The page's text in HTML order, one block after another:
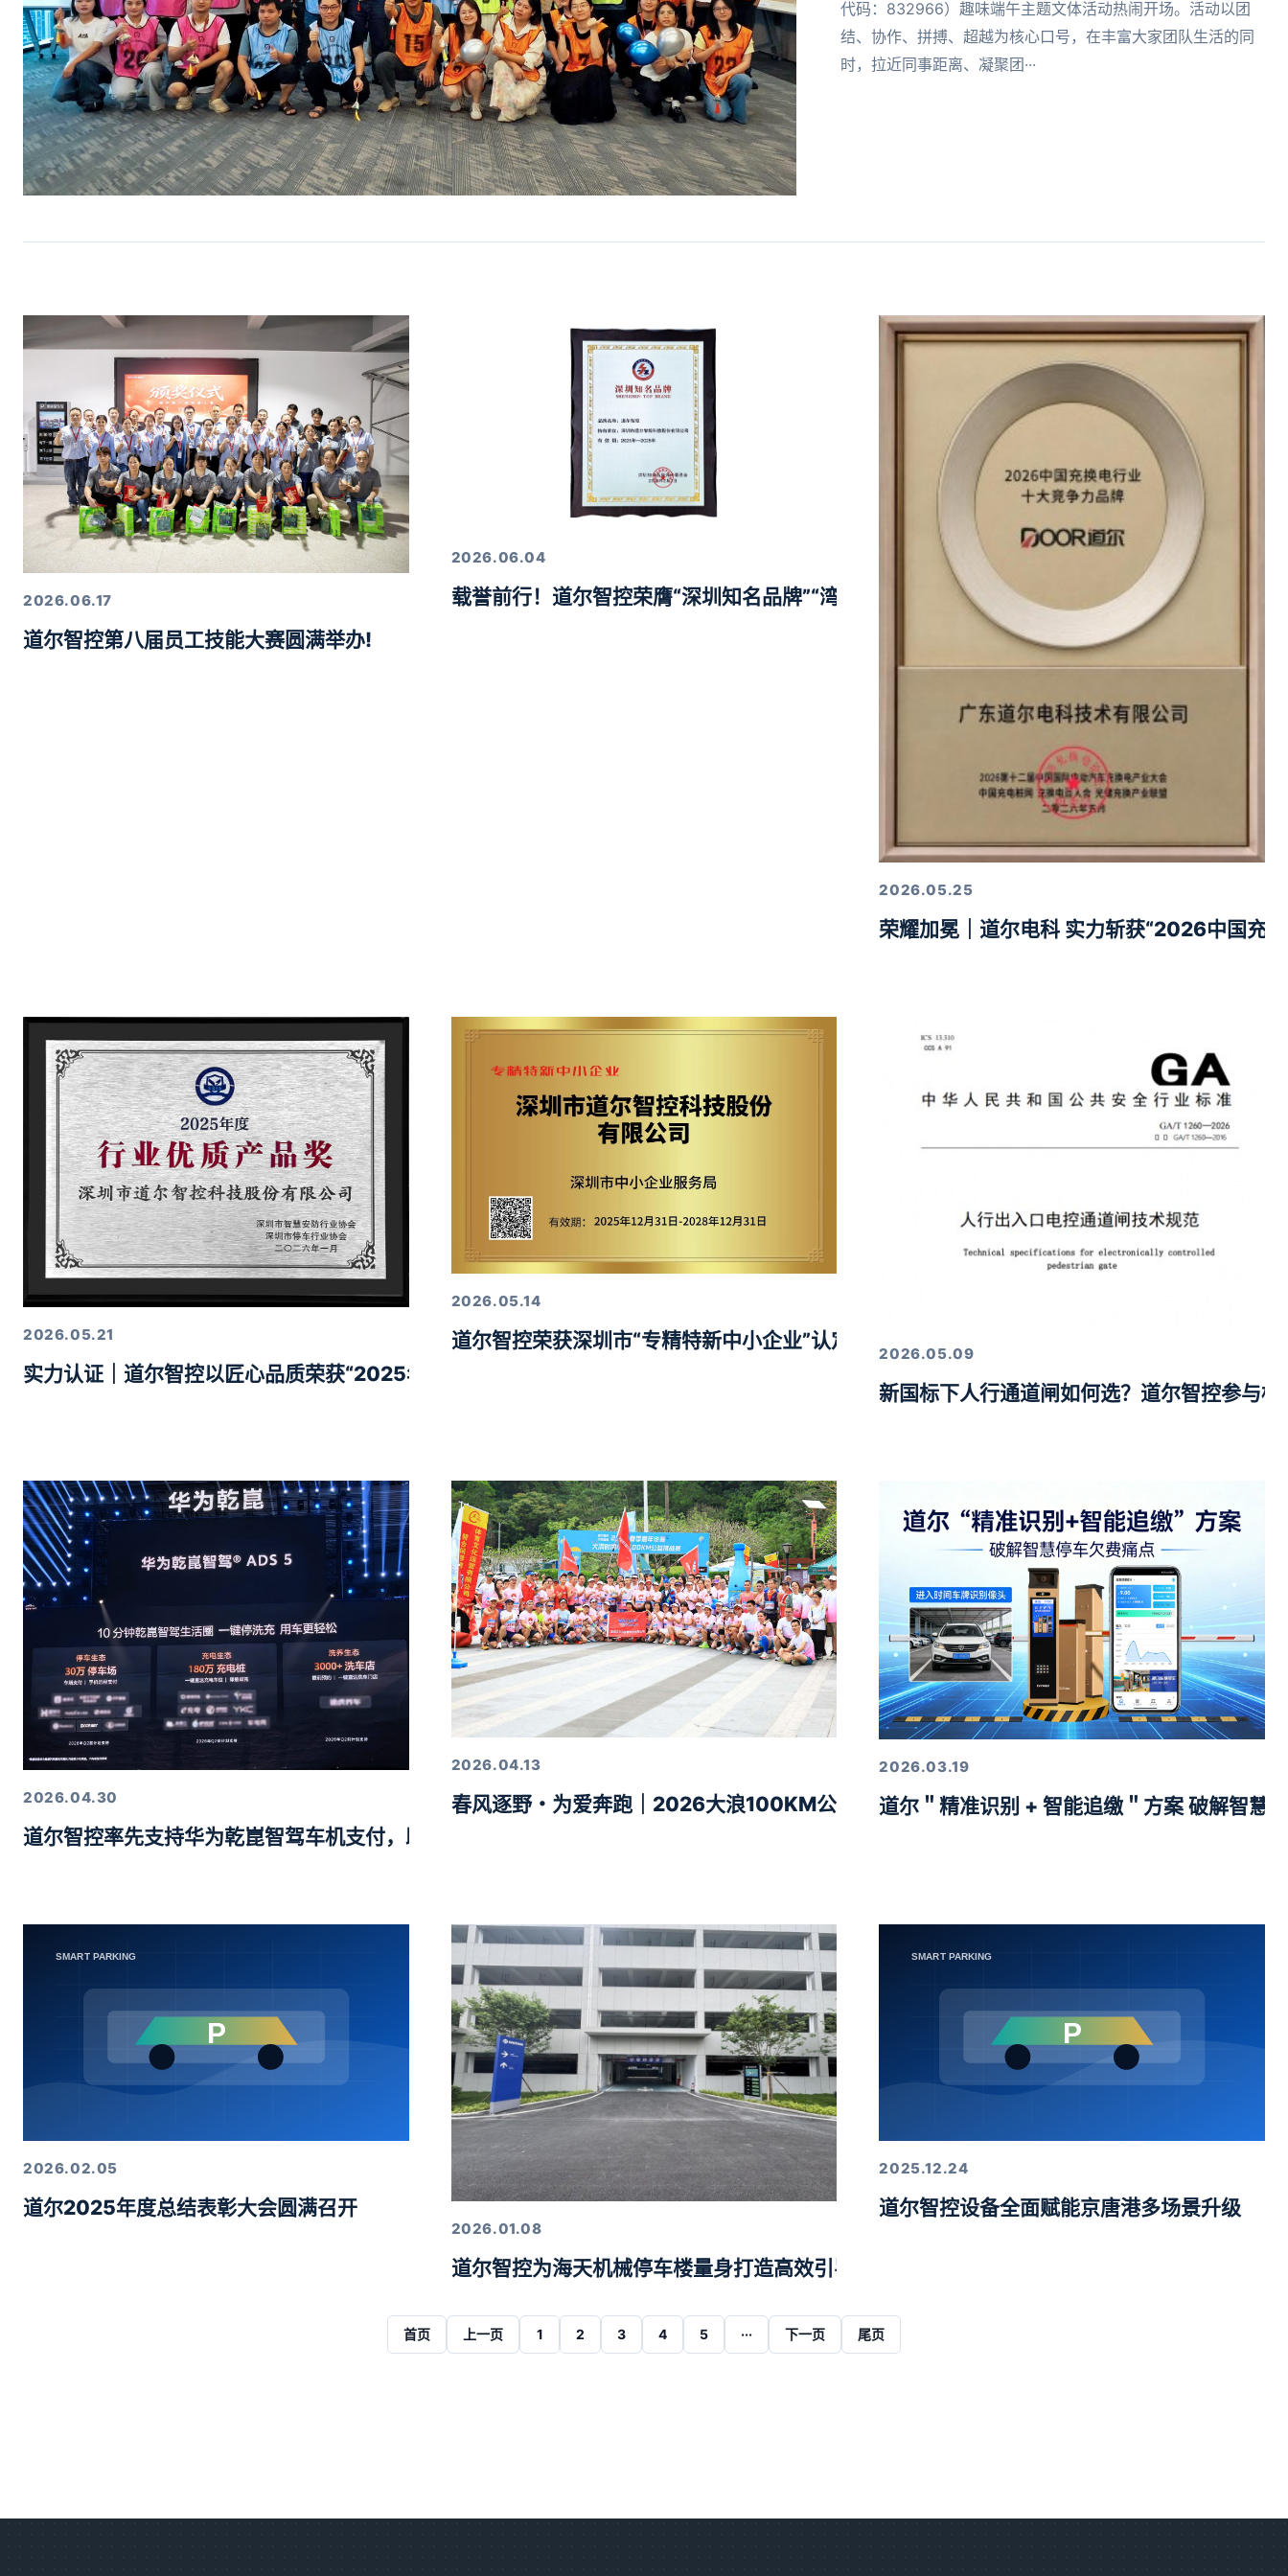
代码：832966）趣味端午主题文体活动热闹开场。活动以团
结、协作、拼搏、超越为核心口号，在丰富大家团队生活的同
时，拉近同事距离、凝聚团···
2026.06.17
道尔智控第八届员工技能大赛圆满举办!
2026.06.04
载誉前行！道尔智控荣膺“深圳知名品牌”“湾区知名品牌”双重认证
2026.05.25
荣耀加冕｜道尔电科 实力斩获“2026中国充
2026.05.21
实力认证｜道尔智控以匠心品质荣获“2025年度行业优质产品奖”
2026.05.14
道尔智控荣获深圳市“专精特新中小企业”认定，以硬核技术筑牢行业标杆
2026.05.09
新国标下人行通道闸如何选？道尔智控参与
2026.04.30
道尔智控率先支持华为乾崑智驾车机支付，助力10分钟智驾生活圈落地
2026.04.13
春风逐野・为爱奔跑｜2026大浪100KM公益挑战赛圆满举行
2026.03.19
道尔＂精准识别 + 智能追缴＂方案 破解智慧
2026.02.05
道尔2025年度总结表彰大会圆满召开
2026.01.08
道尔智控为海天机械停车楼量身打造高效引导解决方案
2025.12.24
道尔智控设备全面赋能京唐港多场景升级
首页 上一页 1 2 3 4 5 ··· 下一页 尾页